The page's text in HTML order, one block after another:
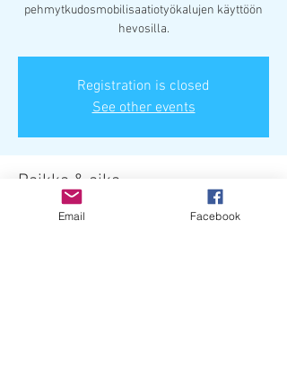
pehmytkudosmobilisaatiotyökalujen käyttöön
hevosilla.
Registration is closed
See other events
Paikka & aika
26.8.2023 klo 9.00 UTC+3 – 27.8.2023 klo 16.00
Email Facebook